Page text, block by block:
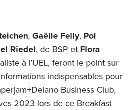
, Gaëlle Felly, Pol
Riedel, de BSP et Flora
à l’UEL, feront le point sur
indispensables pour
Business Club,
2023 lors de ce Breakfast